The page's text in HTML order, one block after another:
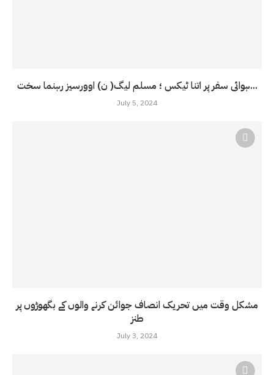
ہوائی سفر پر اتنا ٹیکس ؛ مسلم لیگ( ن) اوورسیز رہنما سخت...
July 5, 2024
مشکل وقت میں تحریک انصاف جوائن کرنے والوں کے بگھوڑوں پر
طنز
July 3, 2024